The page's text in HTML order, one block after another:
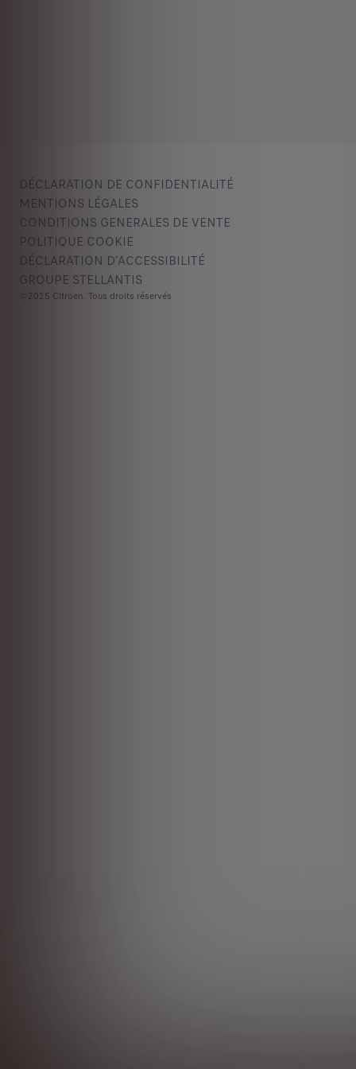
DÉCLARATION DE CONFIDENTIALITÉ
MENTIONS LÉGALES
CONDITIONS GENERALES DE VENTE
POLITIQUE COOKIE
DÉCLARATION D'ACCESSIBILITÉ
GROUPE STELLANTIS
©2025 Citroen. Tous droits réservés